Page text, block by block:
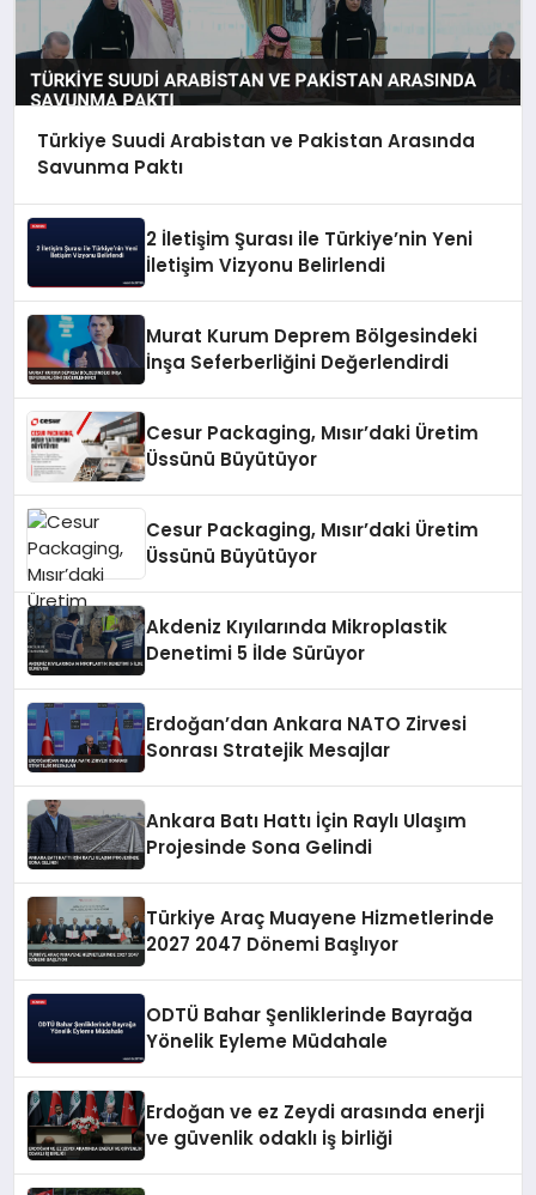
Türkiye Suudi Arabistan ve Pakistan Arasında
Savunma Paktı
2 İletişim Şurası ile Türkiye’nin Yeni
İletişim Vizyonu Belirlendi
Murat Kurum Deprem Bölgesindeki
İnşa Seferberliğini Değerlendirdi
Cesur Packaging, Mısır’daki Üretim
Üssünü Büyütüyor
Cesur Packaging, Mısır’daki Üretim
Üssünü Büyütüyor
Akdeniz Kıyılarında Mikroplastik
Denetimi 5 İlde Sürüyor
Erdoğan’dan Ankara NATO Zirvesi
Sonrası Stratejik Mesajlar
Ankara Batı Hattı İçin Raylı Ulaşım
Projesinde Sona Gelindi
Türkiye Araç Muayene Hizmetlerinde
2027 2047 Dönemi Başlıyor
ODTÜ Bahar Şenliklerinde Bayrağa
Yönelik Eyleme Müdahale
Erdoğan ve ez Zeydi arasında enerji
ve güvenlik odaklı iş birliği